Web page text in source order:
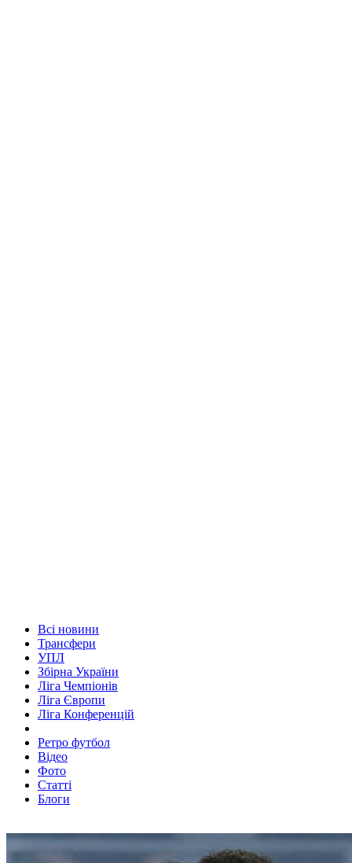
Всі новини
Трансфери
УПЛ
Збірна України
Ліга Чемпіонів
Ліга Європи
Ліга Конференцій
Ретро футбол
Відео
Фото
Статті
Блоги